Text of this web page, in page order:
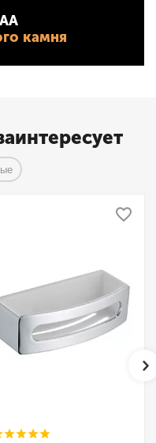
камня